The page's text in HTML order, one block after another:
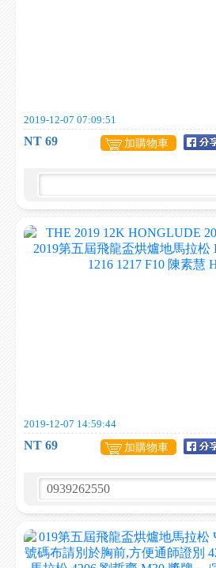
2019-12-07 07:09:51
NT 69 加購物車
2019-12-07 14:59:44
NT 69 加購物車